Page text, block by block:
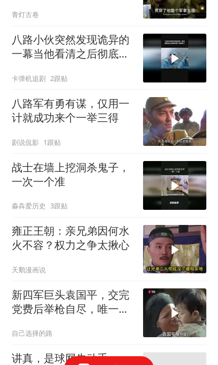
青灯古卷
八路小伙突然发现诡异的
一幕当他看清之后彻底吓
卡弹机追剧 2跟贴
八路军有勇有谋，仅用一
计就成功来个一举三得
剧说侃影 1跟贴
战士在墙上挖洞杀鬼子，
一次一个准
淼犇爱历史 3跟贴
雍正王朝：亲兄弟因何水
火不容？权力之争太揪心
天鹅漫画说
新四军巨头袁国平，交完
党费后举枪自尽，唯一儿
自己选择的路
讲真，是球网先动手